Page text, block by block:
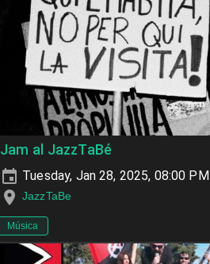
Jam al JazzTaBé
Tuesday, Jan 28, 2025, 08:00 PM
JazzTaBe
Música